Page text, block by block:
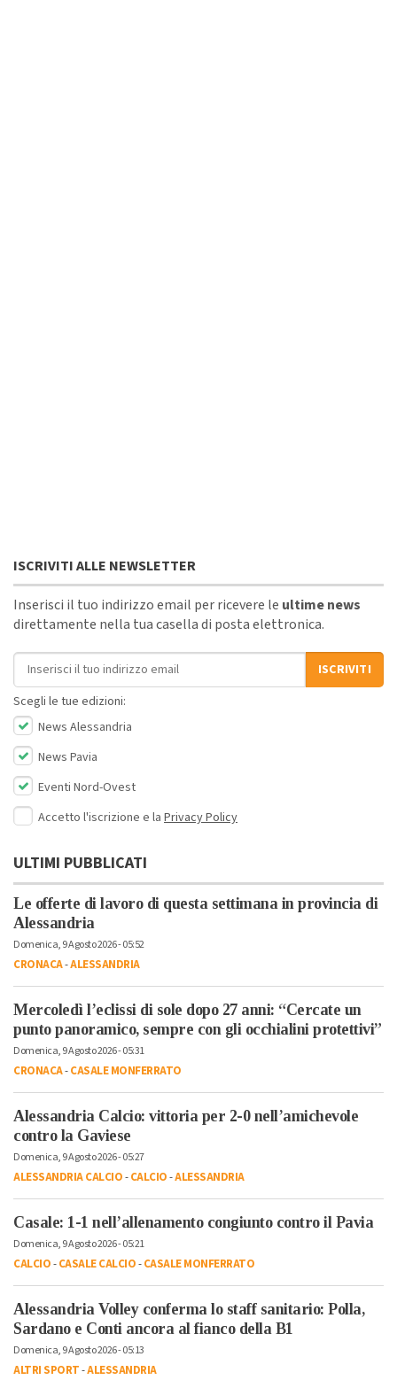
ISCRIVITI ALLE NEWSLETTER
Inserisci il tuo indirizzo email per ricevere le ultime news
direttamente nella tua casella di posta elettronica.
Indirizzo email
ISCRIVITI
Scegli le tue edizioni:
News Alessandria
News Pavia
Eventi Nord-Ovest
Accetto l'iscrizione e la Privacy Policy
ULTIMI PUBBLICATI
Le offerte di lavoro di questa settimana in provincia di
Alessandria
Domenica, 9 Agosto 2026 - 05:52
CRONACA-ALESSANDRIA
Mercoledì l’eclissi di sole dopo 27 anni: “Cercate un
punto panoramico, sempre con gli occhialini protettivi”
Domenica, 9 Agosto 2026 - 05:31
CRONACA-CASALE MONFERRATO
Alessandria Calcio: vittoria per 2-0 nell’amichevole
contro la Gaviese
Domenica, 9 Agosto 2026 - 05:27
ALESSANDRIA CALCIO-CALCIO-ALESSANDRIA
Casale: 1-1 nell’allenamento congiunto contro il Pavia
Domenica, 9 Agosto 2026 - 05:21
CALCIO-CASALE CALCIO-CASALE MONFERRATO
Alessandria Volley conferma lo staff sanitario: Polla,
Sardano e Conti ancora al fianco della B1
Domenica, 9 Agosto 2026 - 05:13
ALTRI SPORT-ALESSANDRIA